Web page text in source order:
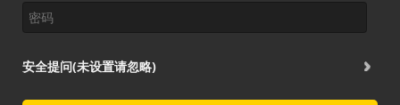
安全提问(未设置请忽略)